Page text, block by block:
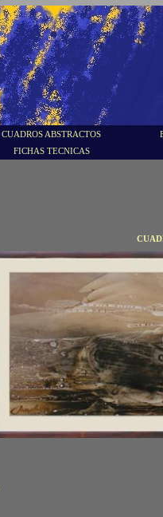
CUADROS ABSTRACTOS
FICHAS TECNICAS